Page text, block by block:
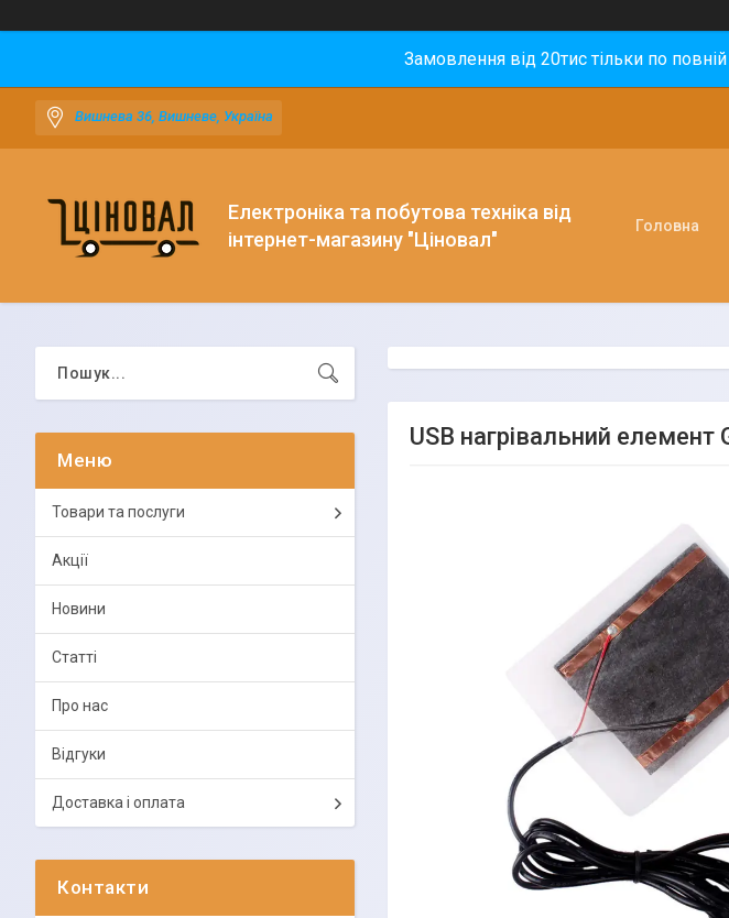
Замовлення від 20тис тільки по
Вишнева 36, Вишневе, Україна
Електроніка та побутова техніка від
інтернет-магазину "Ціновал"
Головна
USB нагрівальний елемент
Товари та послуги
Акції
Новини
Статті
Про нас
Відгуки
Доставка і оплата